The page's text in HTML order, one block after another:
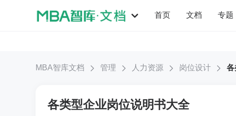
首页 文档 专题
MBA智库文档 管理 人力资源 岗位设计 各
各类型企业岗位说明书大全